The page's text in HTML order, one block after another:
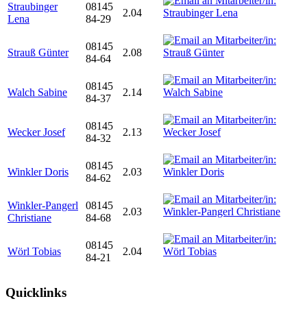
Straubinger
Lena
08145
84-29
2.04
Strauß Günter
08145
84-64
2.08
Walch Sabine
08145
84-37
2.14
Wecker Josef
08145
84-32
2.13
Winkler Doris
08145
84-62
2.03
Winkler-Pangerl
Christiane
08145
84-68
2.03
Wörl Tobias
08145
84-21
2.04
Quicklinks